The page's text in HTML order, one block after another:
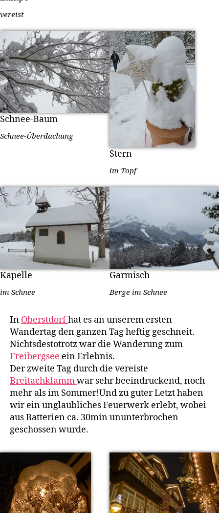
vereist
Schnee-Baum
Schnee-Überdachung
Stern
im Topf
Kapelle
im Schnee
Garmisch
Berge im Schnee
In Oberstdorfhat es an unserem ersten
Wandertag den ganzen Tag heftig geschneit.
Nichtsdestotrotz war die Wanderung zum
Freibergsee ein Erlebnis.
Der zweite Tag durch die vereiste
Breitachklammwar sehr beeindruckend, noch
mehr als im Sommer!Und zu guter Letzt haben
wir ein unglaubliches Feuerwerk erlebt, wobei
aus Batterien ca. 30min ununterbrochen
geschossen wurde.